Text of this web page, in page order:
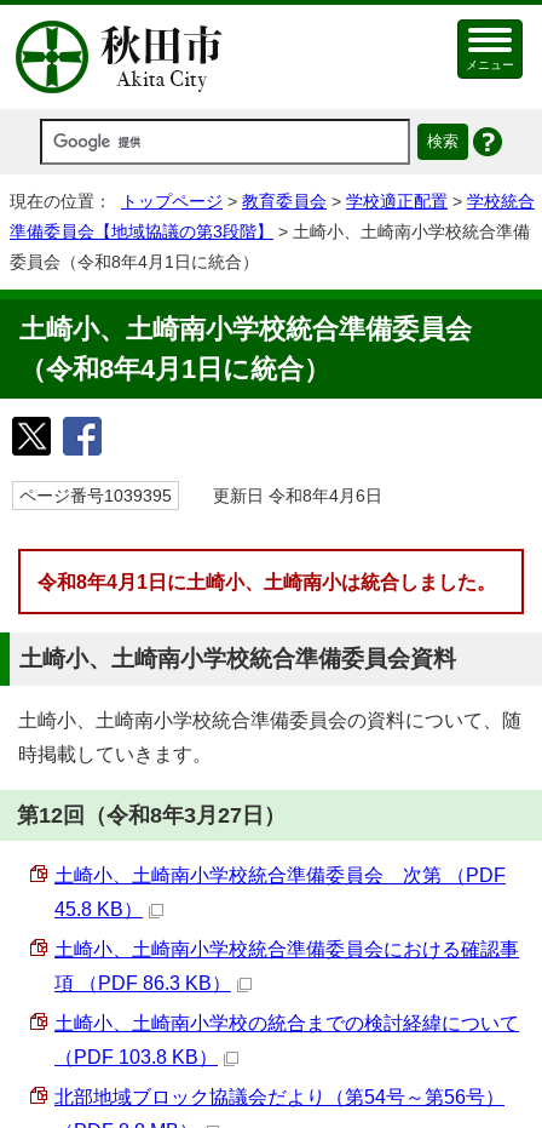
メニュー
現在の位置： トップページ > 教育委員会 > 学校適正配置 > 学校統合
準備委員会【地域協議の第3段階】
> 土崎小、土崎南小学校統合準備
委員会（令和8年4月1日に統合）
土崎小、土崎南小学校統合準備委員会
（令和8年4月1日に統合）
ページ番号1039395 更新日 令和8年4月6日
令和8年4月1日に土崎小、土崎南小は統合しました。
土崎小、土崎南小学校統合準備委員会資料
土崎小、土崎南小学校統合準備委員会の資料について、随
時掲載していきます。
第12回（令和8年3月27日）
土崎小、土崎南小学校統合準備委員会 次第 （PDF
45.8 KB）
土崎小、土崎南小学校統合準備委員会における確認事
項 （PDF 86.3 KB）
土崎小、土崎南小学校の統合までの検討経緯について
（PDF 103.8 KB）
北部地域ブロック協議会だより（第54号～第56号）